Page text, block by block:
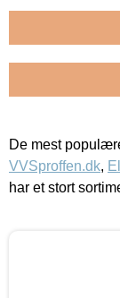
De mest
VVSproffen.dk,
har et stort